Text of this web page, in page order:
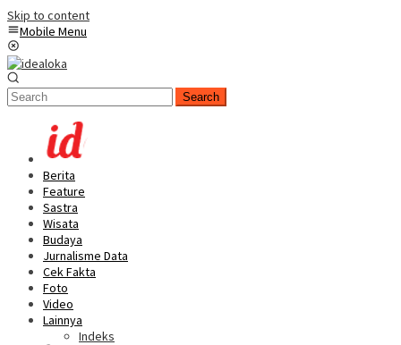
Skip to content
Mobile Menu
Search
Berita
Feature
Sastra
Wisata
Budaya
Jurnalisme Data
Cek Fakta
Foto
Video
Lainnya
Indeks